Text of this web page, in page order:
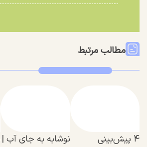
مطالب مرتبط
۴ پیش‌بینی
نوشابه به جای آب |